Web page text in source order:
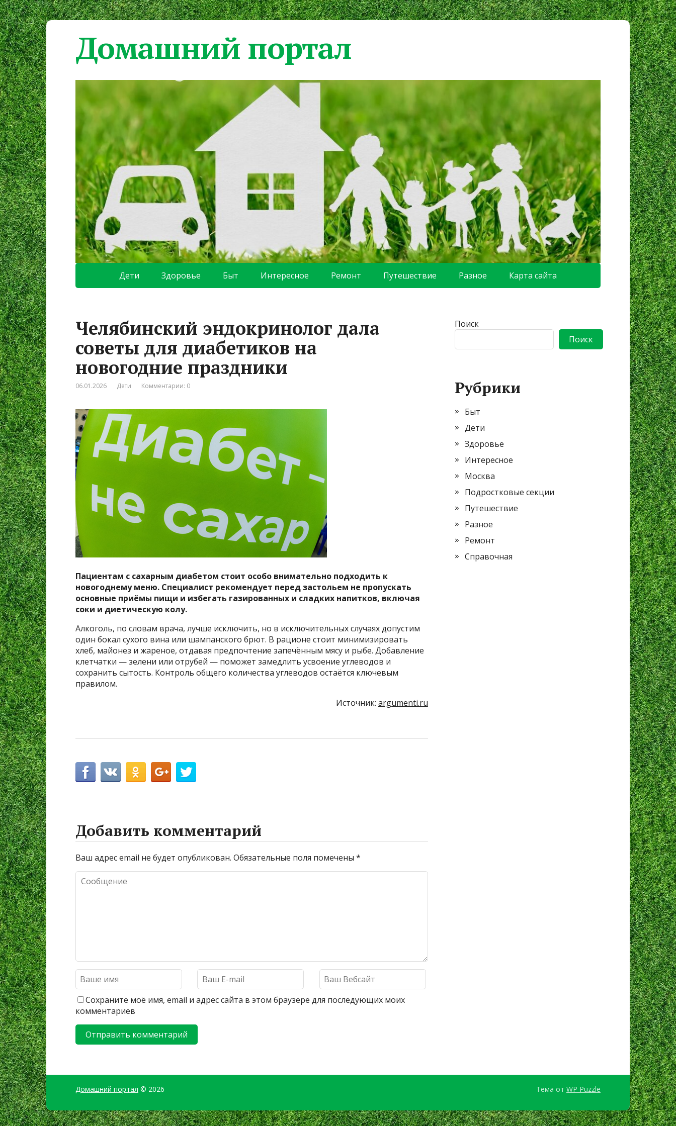
Домашний портал
Дети Здоровье Быт Интересное Ремонт Путешествие Разное Карта сайта
Челябинский эндокринолог дала
советы для диабетиков на
новогодние праздники
06.01.2026 Дети Комментарии: 0
Пациентам с сахарным диабетом стоит особо внимательно подходить к
новогоднему меню. Специалист рекомендует перед застольем не пропускать
основные приёмы пищи и избегать газированных и сладких напитков, включая
соки и диетическую колу.
Алкоголь, по словам врача, лучше исключить, но в исключительных случаях допустим
один бокал сухого вина или шампанского брют. В рационе стоит минимизировать
хлеб, майонез и жареное, отдавая предпочтение запечённым мясу и рыбе. Добавление
клетчатки — зелени или отрубей — поможет замедлить усвоение углеводов и
сохранить сытость. Контроль общего количества углеводов остаётся ключевым
правилом.
Источник: argumenti.ru
Добавить комментарий
Ваш адрес email не будет опубликован. Обязательные поля помечены *
Сохраните моё имя, email и адрес сайта в этом браузере для последующих моих
комментариев
Поиск
Поиск
Рубрики
Быт
Дети
Здоровье
Интересное
Москва
Подростковые секции
Путешествие
Разное
Ремонт
Справочная
Домашний портал © 2026 Тема от WP Puzzle